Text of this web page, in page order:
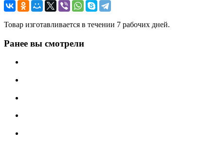
Товар изготавливается в течении 7 рабочих дней.
Ранее вы смотрели